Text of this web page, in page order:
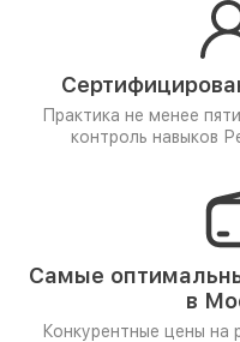
Практика не менее
контроль навыков
Самые
в
Конкурентные цены